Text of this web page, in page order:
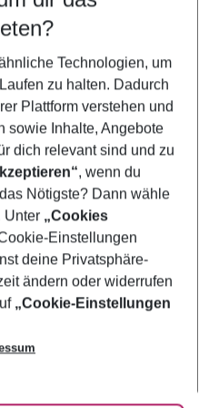
Technologien, um
zu halten. Dadurch
Plattform verstehen und
sowie Inhalte, Angebote
dich relevant sind und zu
, wenn du
Nötigste? Dann wähle
Unter „Cookies
Einstellungen
deine Privatsphäre-
ändern oder widerrufen
„Cookie-Einstellungen